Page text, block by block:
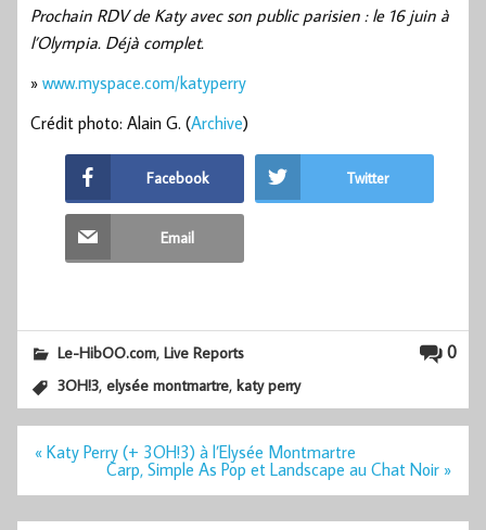
Prochain RDV de Katy avec son public parisien : le 16 juin à
l’Olympia. Déjà complet.
» www.myspace.com/katyperry
Crédit photo: Alain G. (Archive)
Facebook Twitter
Email
0
Le-HibOO.com,Live Reports
3OH!3,elysée montmartre,katy perry
Navigation
« Katy Perry (+ 3OH!3) à l’Elysée Montmartre
Carp, Simple As Pop et Landscape au Chat Noir »